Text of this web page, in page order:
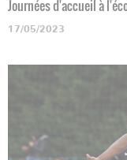
Journées d'accueil à
17/05/2023